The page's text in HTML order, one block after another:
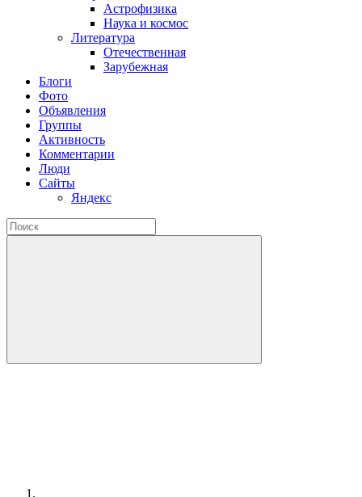
Астрофизика
Наука и космос
Литература
Отечественная
Зарубежная
Блоги
Фото
Объявления
Группы
Активность
Комментарии
Люди
Сайты
Яндекс